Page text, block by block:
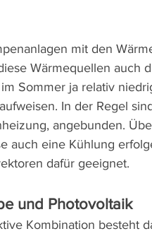
mit den
Wärmequellen auch
Sommer ja relativ
In der Regel
angebunden.
auch eine Kühlung
dafür geeignet.
und Photovoltaik
Kombination besteht